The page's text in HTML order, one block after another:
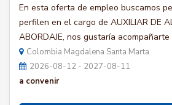
En esta oferta de empleo buscamos
perfilen en el cargo de AUXILIAR DE
ABORDAJE, nos gustaría
Colombia Magdalena Santa Marta
2026-08-12 - 2027-08-11
a convenir